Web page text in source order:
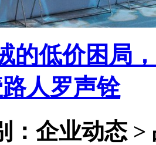
的低价困局
人罗声铨
：企业动态 >